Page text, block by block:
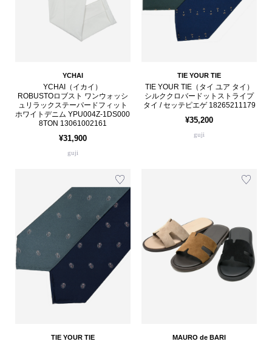
YCHAI
YCHAI（イカイ）
ROBUSTOロブスト ワンウォッシ
ュリラックステーパードフィット
ホワイトデニム YPU004Z-1DS000
8TON 13061002161
¥31,900
guji
TIE YOUR TIE
TIE YOUR TIE（タイ ユア タイ）
シルククロバードットストライプ
タイ / セッテピエゲ 18265211179
¥35,200
guji
TIE YOUR TIE MAURO de BARI